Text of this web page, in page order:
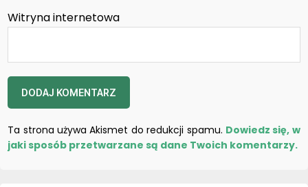
Witryna internetowa
Ta strona używa Akismet do redukcji spamu. Dowiedz się, w
jaki sposób przetwarzane są dane Twoich komentarzy.